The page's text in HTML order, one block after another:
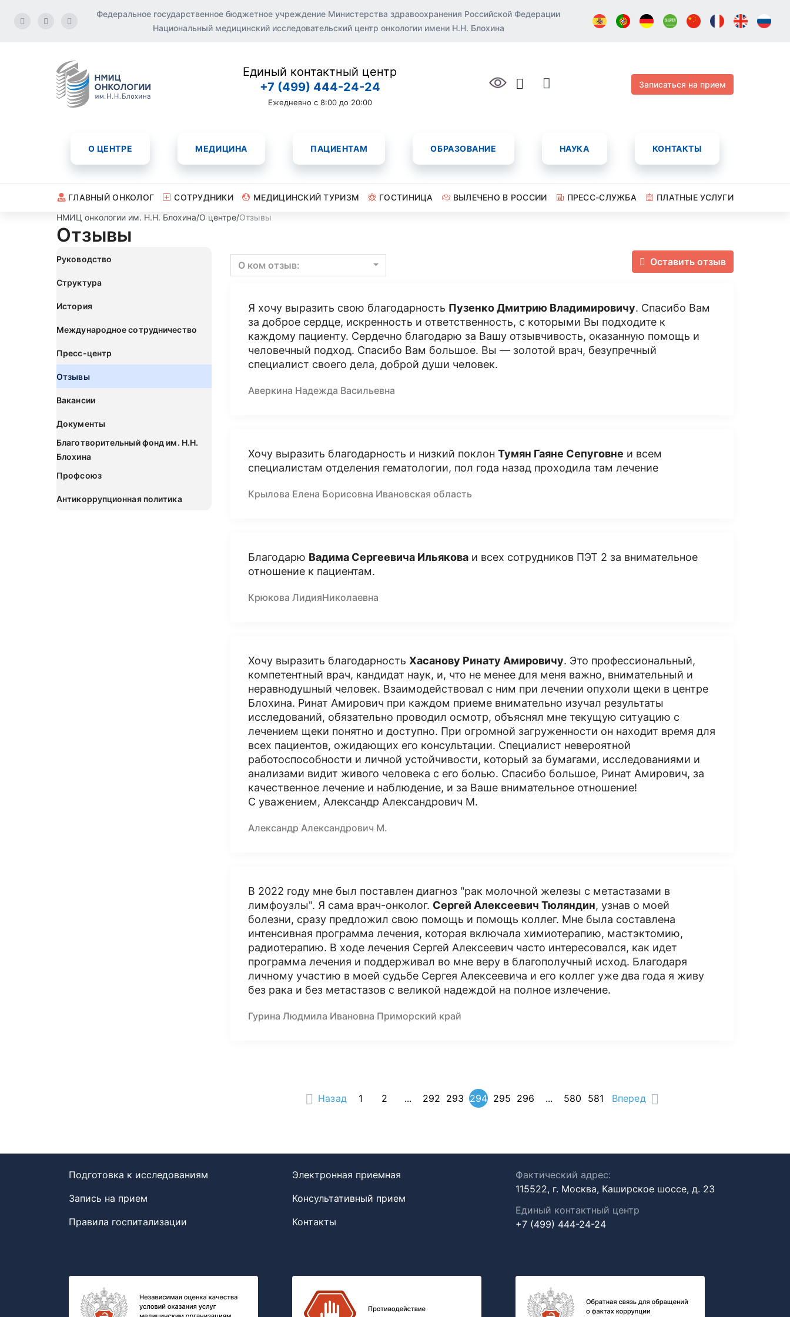
Федеральное государственное бюджетное учреждение Министерства здравоохранения Российской Федерации
Национальный медицинский исследовательский центр онкологии имени Н.Н. Блохина
Единый контактный центр
+7 (499) 444-24-24
Ежедневно с 8:00 до 20:00
Записаться на прием
О ЦЕНТРЕ МЕДИЦИНА ПАЦИЕНТАМ ОБРАЗОВАНИЕ НАУКА КОНТАКТЫ
ГЛАВНЫЙ ОНКОЛОГ СОТРУДНИКИ МЕДИЦИНСКИЙ ТУРИЗМ ГОСТИНИЦА ВЫЛЕЧЕНО В РОССИИ ПРЕСС-СЛУЖБА
ПЛАТНЫЕ УСЛУГИ
НМИЦ онкологии им. Н.Н. Блохина/О центре/Отзывы
Отзывы
Руководство
Структура
История
Международное сотрудничество
Пресс-центр
Отзывы
Вакансии
Документы
Благотворительный фонд им. Н.Н.
Блохина
Профсоюз
Антикоррупционная политика
Оставить отзыв
О ком отзыв:
Я хочу выразить свою благодарность Пузенко Дмитрию Владимировичу. Спасибо Вам
за доброе сердце, искренность и ответственность, с которыми Вы подходите к
каждому пациенту. Сердечно благодарю за Вашу отзывчивость, оказанную помощь и
человечный подход. Спасибо Вам большое. Вы — золотой врач, безупречный
специалист своего дела, доброй души человек.
Аверкина Надежда Васильевна
Хочу выразить благодарность и низкий поклон Тумян Гаяне Сепуговне и всем
специалистам отделения гематологии, пол года назад проходила там лечение
Крылова Елена Борисовна Ивановская область
Благодарю Вадима Сергеевича Ильяковаи всех сотрудников ПЭТ 2 за внимательное
отношение к пациентам.
Крюкова ЛидияНиколаевна
Хочу выразить благодарность Хасанову Ринату Амировичу. Это профессиональный,
компетентный врач, кандидат наук, и, что не менее для меня важно, внимательный и
неравнодушный человек. Взаимодействовал с ним при лечении опухоли щеки в центре
Блохина. Ринат Амирович при каждом приеме внимательно изучал результаты
исследований, обязательно проводил осмотр, объяснял мне текущую ситуацию с
лечением щеки понятно и доступно. При огромной загруженности он находит время для
всех пациентов, ожидающих его консультации. Специалист невероятной
работоспособности и личной устойчивости, который за бумагами, исследованиями и
анализами видит живого человека с его болью. Спасибо большое, Ринат Амирович, за
качественное лечение и наблюдение, и за Ваше внимательное отношение!
С уважением, Александр Александрович М.
Александр Александрович М.
В 2022 году мне был поставлен диагноз "рак молочной железы с метастазами в
лимфоузлы". Я сама врач-онколог. Сергей Алексеевич Тюляндин, узнав о моей
болезни, сразу предложил свою помощь и помощь коллег. Мне была составлена
интенсивная программа лечения, которая включала химиотерапию, мастэктомию,
радиотерапию. В ходе лечения Сергей Алексеевич часто интересовался, как идет
программа лечения и поддерживал во мне веру в благополучный исход. Благодаря
личному участию в моей судьбе Сергея Алексеевича и его коллег уже два года я живу
без рака и без метастазов с великой надеждой на полное излечение.
Гурина Людмила Ивановна Приморский край
Назад 1 2 ... 292 293 294 295 296 ... 580 581 Вперед
Подготовка к исследованиям
Запись на прием
Правила госпитализации
Электронная приемная
Консультативный прием
Контакты
Фактический адрес:
115522, г. Москва, Каширское шоссе, д. 23
Единый контактный центр
+7 (499) 444-24-24